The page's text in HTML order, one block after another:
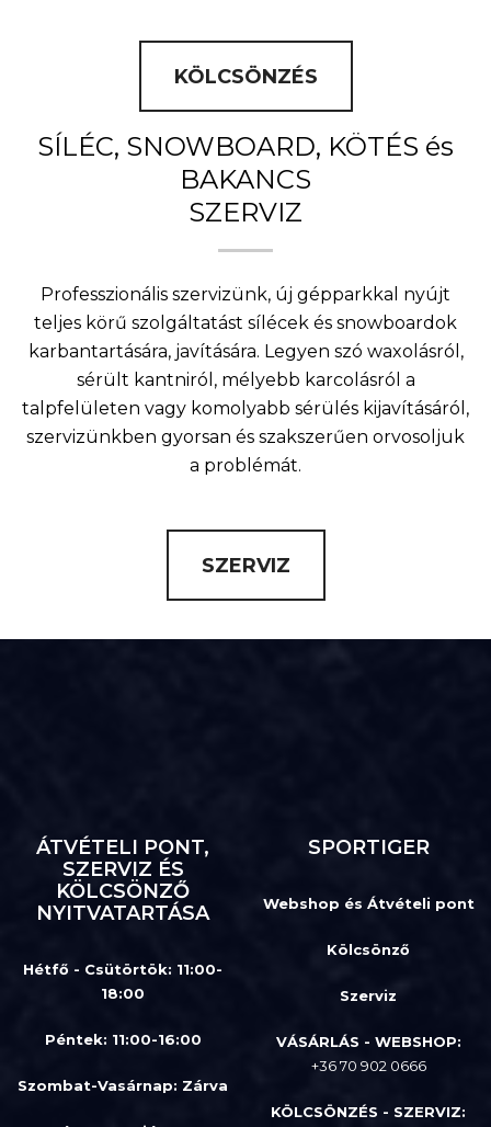
KÖLCSÖNZÉS
SÍLÉC, SNOWBOARD, KÖTÉS és
BAKANCS
SZERVIZ
Professzionális szervizünk, új gépparkkal nyújt
teljes körű szolgáltatást sílécek és snowboardok
karbantartására, javítására. Legyen szó waxolásról,
sérült kantniról, mélyebb karcolásról a
talpfelületen vagy komolyabb sérülés kijavításáról,
szervizünkben gyorsan és szakszerűen orvosoljuk
a problémát.
SZERVIZ
ÁTVÉTELI PONT,
SZERVIZ ÉS
KÖLCSÖNZŐ
NYITVATARTÁSA
Hétfő - Csütörtök: 11:00-
18:00
Péntek: 11:00-16:00
Szombat-Vasárnap: Zárva
SPORTIGER
Webshop és Átvételi pont
Kölcsönző
Szerviz
VÁSÁRLÁS - WEBSHOP:
+36 70 902 0666
KÖLCSÖNZÉS - SZERVIZ: